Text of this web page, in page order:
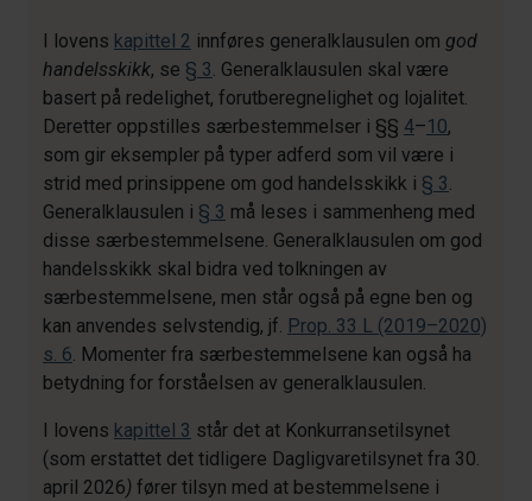
I lovens kapittel 2 innføres generalklausulen om god
handelsskikk, se § 3. Generalklausulen skal være
basert på redelighet, forutberegnelighet og lojalitet.
Deretter oppstilles særbestemmelser i §§ 4–10,
som gir eksempler på typer adferd som vil være i
strid med prinsippene om god handelsskikk i § 3.
Generalklausulen i § 3 må leses i sammenheng med
disse særbestemmelsene. Generalklausulen om god
handelsskikk skal bidra ved tolkningen av
særbestemmelsene, men står også på egne ben og
kan anvendes selvstendig, jf. Prop. 33 L (2019–2020)
s. 6. Momenter fra særbestemmelsene kan også ha
betydning for forståelsen av generalklausulen.
I lovens kapittel 3 står det at Konkurransetilsynet
(som erstattet det tidligere Dagligvaretilsynet fra 30.
april 2026) fører tilsyn med at bestemmelsene i